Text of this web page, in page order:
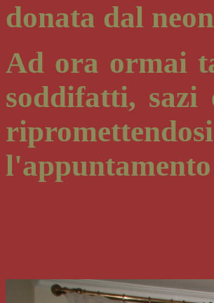
donata dal
Ad ora ormai
soddifatti, sazi